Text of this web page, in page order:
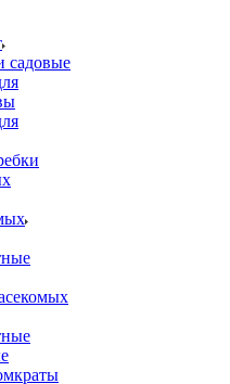
садовые